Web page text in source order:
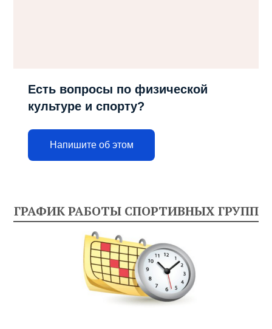
Есть вопросы по физической
культуре и спорту?
Напишите об этом
ГРАФИК РАБОТЫ СПОРТИВНЫХ ГРУПП